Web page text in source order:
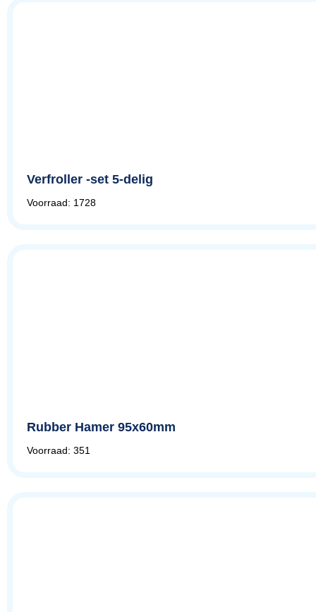
Verfroller -set 5-delig
Voorraad: 1728
Rubber Hamer 95x60mm
Voorraad: 351